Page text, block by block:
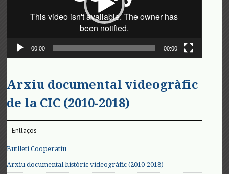
00:00 00:00
Arxiu documental videogràfic
de la CIC (2010-2018)
Enllaços
Butlletí Cooperatiu
Arxiu documental històric videogràfic (2010-2018)